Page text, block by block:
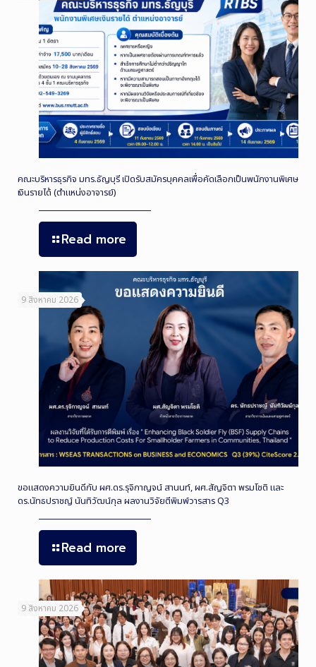
คณะบริหารธุรกิจ มทร.ธัญบุรี เปิดรับสมัครบุคคลเพื่อคัดเลือกเป็นพนักงานพิเศษ
เงินรายได้ (ตำแหน่งอาจารย์)
Read more
9 สิงหาคม 2026
ขอแสดงความยินดีกับ ผศ.ดร.รุจิกาญจน์ สานนท์, ผศ.สัญจิตา พรมโชติ และ
ดร.นัทธปราชญ์ นันทิวัฒน์กุล ผลงานวิจัยตีพิมพ์วารสาร Q3
Read more
9 สิงหาคม 2026